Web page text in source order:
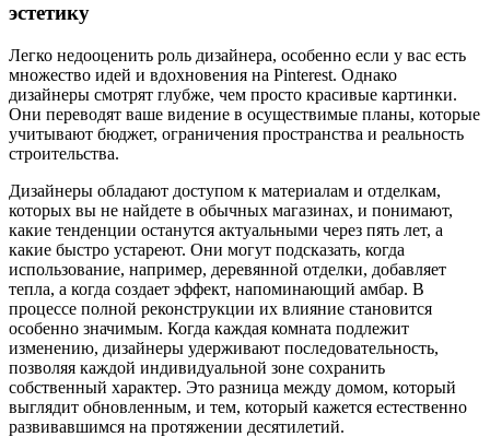
эстетику
Легко недооценить роль дизайнера, особенно если у вас есть
множество идей и вдохновения на Pinterest. Однако
дизайнеры смотрят глубже, чем просто красивые картинки.
Они переводят ваше видение в осуществимые планы, которые
учитывают бюджет, ограничения пространства и реальность
строительства.
Дизайнеры обладают доступом к материалам и отделкам,
которых вы не найдете в обычных магазинах, и понимают,
какие тенденции останутся актуальными через пять лет, а
какие быстро устареют. Они могут подсказать, когда
использование, например, деревянной отделки, добавляет
тепла, а когда создает эффект, напоминающий амбар. В
процессе полной реконструкции их влияние становится
особенно значимым. Когда каждая комната подлежит
изменению, дизайнеры удерживают последовательность,
позволяя каждой индивидуальной зоне сохранить
собственный характер. Это разница между домом, который
выглядит обновленным, и тем, который кажется естественно
развивавшимся на протяжении десятилетий.